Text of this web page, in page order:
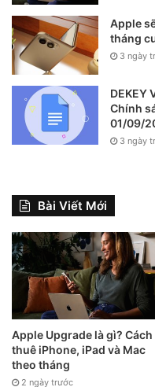
kết hợp với RAM lên tới
thị trường toàn cầu.
Apple A15 Bionic kết hợp
đến 1TB.
Apple
tháng
3 ngày
DEKEY
Chính
01/09/
3 ngày
Bài Viết Mới
Apple Upgrade là gì? Cách
thuê iPhone, iPad và Mac
theo tháng
2 ngày trước